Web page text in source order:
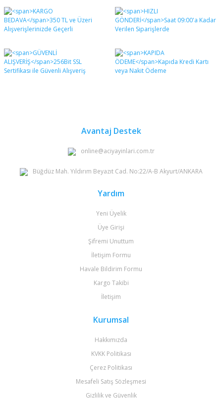
Avantaj Destek
online@aciyayinlari.com.tr
Büğdüz Mah. Yıldırım Beyazıt Cad. No:22/A-B Akyurt/ANKARA
Yardım
Yeni Üyelik
Üye Girişi
Şifremi Unuttum
İletişim Formu
Havale Bildirim Formu
Kargo Takibi
İletişim
Kurumsal
Hakkımızda
KVKK Politikası
Çerez Politikası
Mesafeli Satış Sözleşmesi
Gizlilik ve Güvenlik